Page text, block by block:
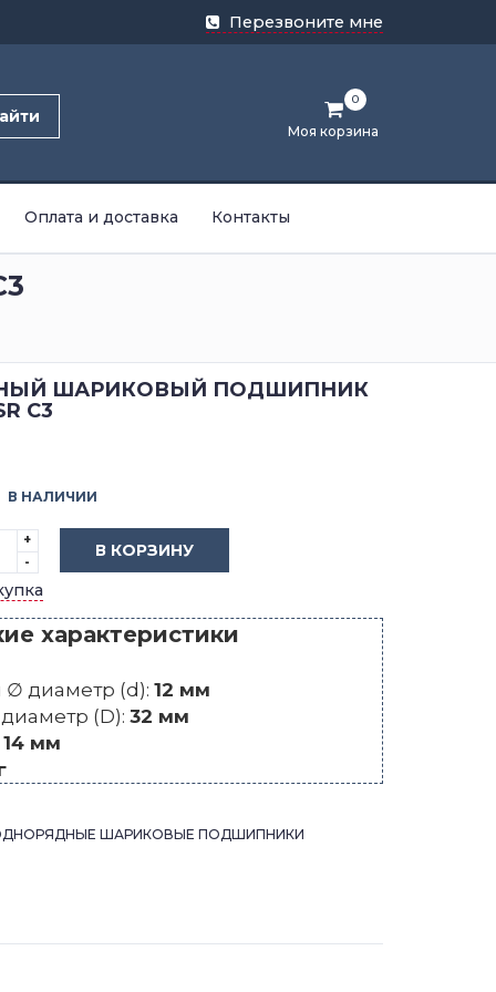
Перезвоните мне
Моя корзина
0
Оплата и доставка Контакты
ШАРИКОВЫЙ ПОДШИПНИК
C3
В НАЛИЧИИ
+
-
В КОРЗИНУ
характеристики
диаметр (d): 12 мм
(D): 32 мм
14 мм
ШАРИКОВЫЕ ПОДШИПНИКИ